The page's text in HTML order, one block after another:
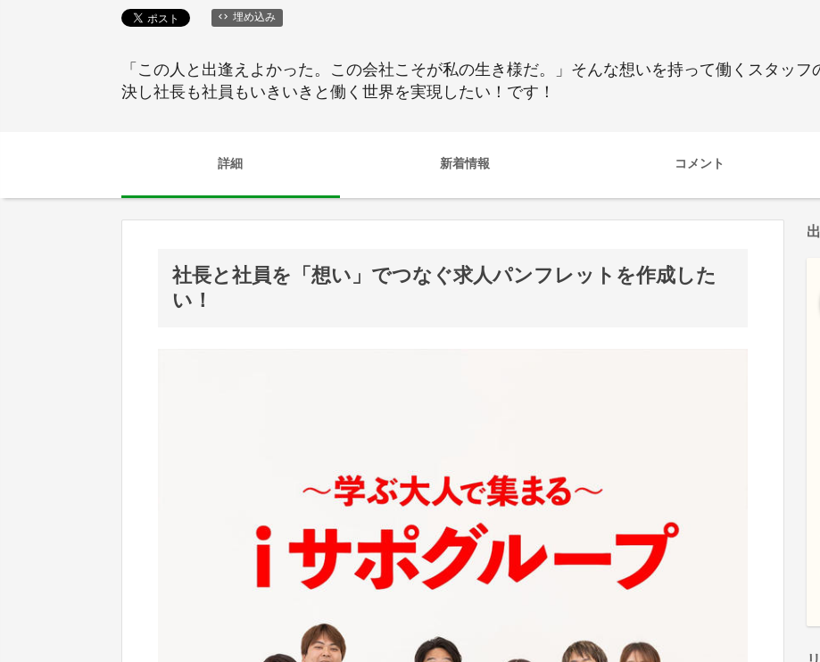
埋め込み
「この人と出逢えよかった。この会社こそが私の生き様だ。」そんな想いを持って働くスタッ
決し社長も社員もいきいきと働く世界を実現したい！です！
詳細 新着情報 コメント
社長と社員を「想い」でつなぐ求人パンフレットを作成した
い！